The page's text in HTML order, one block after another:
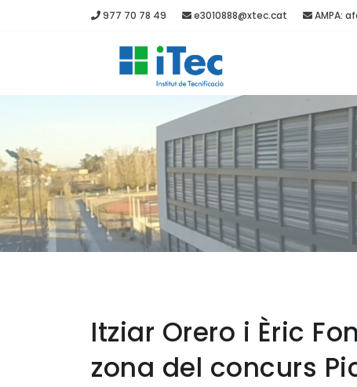
977 70 78 49 e3010888@xtec.cat AMPA:
Itziar Orero i Èric
zona del concurs